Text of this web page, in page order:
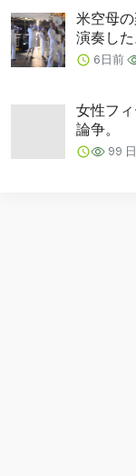
米空母
演奏した
6日前
女性フ
論争。
99